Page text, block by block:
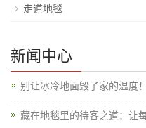
走道地毯
新闻中心
别让冰冷地面毁了家的温度
藏在地毯里的待客之道：让